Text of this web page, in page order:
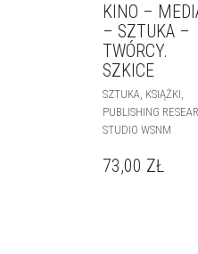
KINO –
– SZTUKA –
TWÓRCY.
SZKICE
SZTUKA, KSIĄŻKI,
PUBLISHING
STUDIO WSNM
73,00 ZŁ